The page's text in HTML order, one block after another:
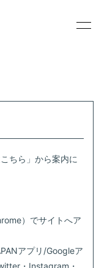
ちら」から案内に
）でサイトへア
アプリ/Googleア
・Instagram・